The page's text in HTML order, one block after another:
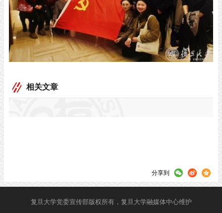
相关文章
分享到
复旦大学党委宣传部版权所有，复旦大学融媒体中心维护